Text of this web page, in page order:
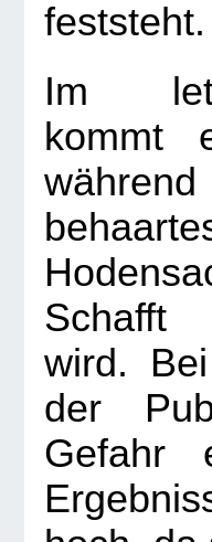
Im
kommt
Schafft
wird.
der
Gefahr